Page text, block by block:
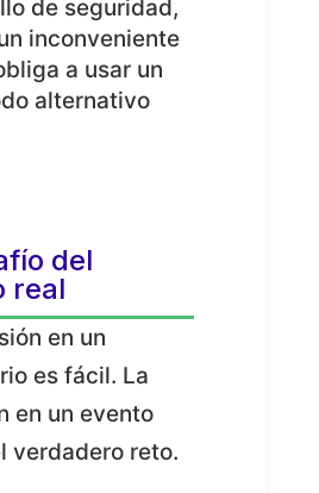
de seguridad,
inconveniente
a usar un
alternativo
del
real
en un
es fácil. La
en un evento
verdadero reto.